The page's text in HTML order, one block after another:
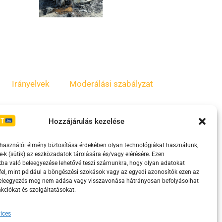
Hozzájárulás kezelése
élmény biztosítása érdekében olyan technológiákat használunk,
k (sütik) az eszközadatok tárolására és/vagy elérésére. Ezen
való beleegyezése lehetővé teszi számunkra, hogy olyan adatokat
mint például a böngészési szokások vagy az egyedi azonosítók ezen az
meg nem adása vagy visszavonása hátrányosan befolyásolhat
és szolgáltatásokat.
Irányelvek Moderálási szabályzat
támogatja.